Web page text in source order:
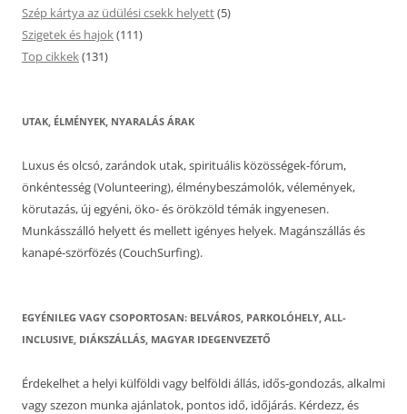
Szép kártya az üdülési csekk helyett(5)
Szigetek és hajok(111)
Top cikkek(131)
UTAK, ÉLMÉNYEK, NYARALÁS ÁRAK
Luxus és olcsó, zarándok utak, spirituális közösségek-fórum,
önkéntesség (Volunteering), élménybeszámolók, vélemények,
körutazás, új egyéni, öko- és örökzöld témák ingyenesen.
Munkásszálló helyett és mellett igényes helyek. Magánszállás és
kanapé-szörfözés (CouchSurfing).
EGYÉNILEG VAGY CSOPORTOSAN: BELVÁROS, PARKOLÓHELY, ALL-
INCLUSIVE, DIÁKSZÁLLÁS, MAGYAR IDEGENVEZETŐ
Érdekelhet a helyi külföldi vagy belföldi állás, idős-gondozás, alkalmi
vagy szezon munka ajánlatok, pontos idő, időjárás. Kérdezz, és